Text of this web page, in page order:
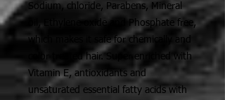
Sodium, chloride, Parabens, Mineral
oil, Ethylene oxide and Phosphate free,
which makes it safe for chemically and
color treated hair. Super enriched with
Vitamin E, antioxidants and
unsaturated essential fatty acids with